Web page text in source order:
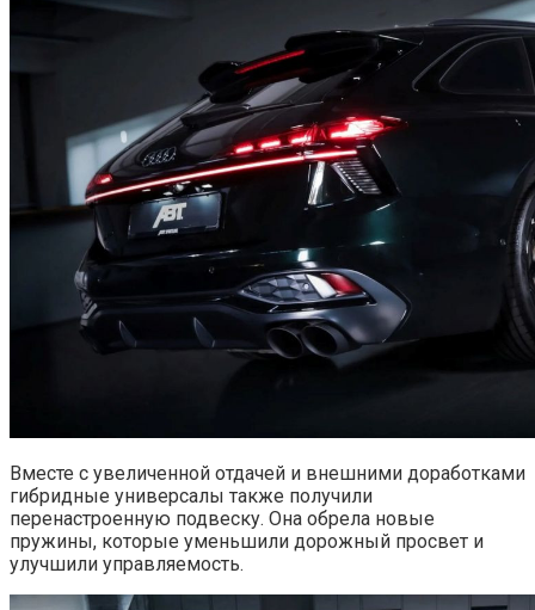
Вместе с увеличенной отдачей и внешними доработками
гибридные универсалы также получили
перенастроенную подвеску. Она обрела новые
пружины, которые уменьшили дорожный просвет и
улучшили управляемость.